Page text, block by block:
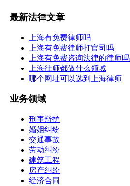
最新法律文章
上海有免费律师吗
上海有免费律师打官司吗
上海有免费咨询法律的律师吗
上海律师都做什么领域
哪个网址可以选到上海律师
业务领域
刑事辩护
婚姻纠纷
交通事故
劳动纠纷
建筑工程
房产纠纷
经济合同